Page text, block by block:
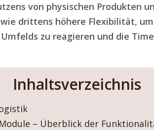
von physischen Produkten
drittens höhere Flexibilität,
zu reagieren und die
Inhaltsverzeichnis
– Überblick der